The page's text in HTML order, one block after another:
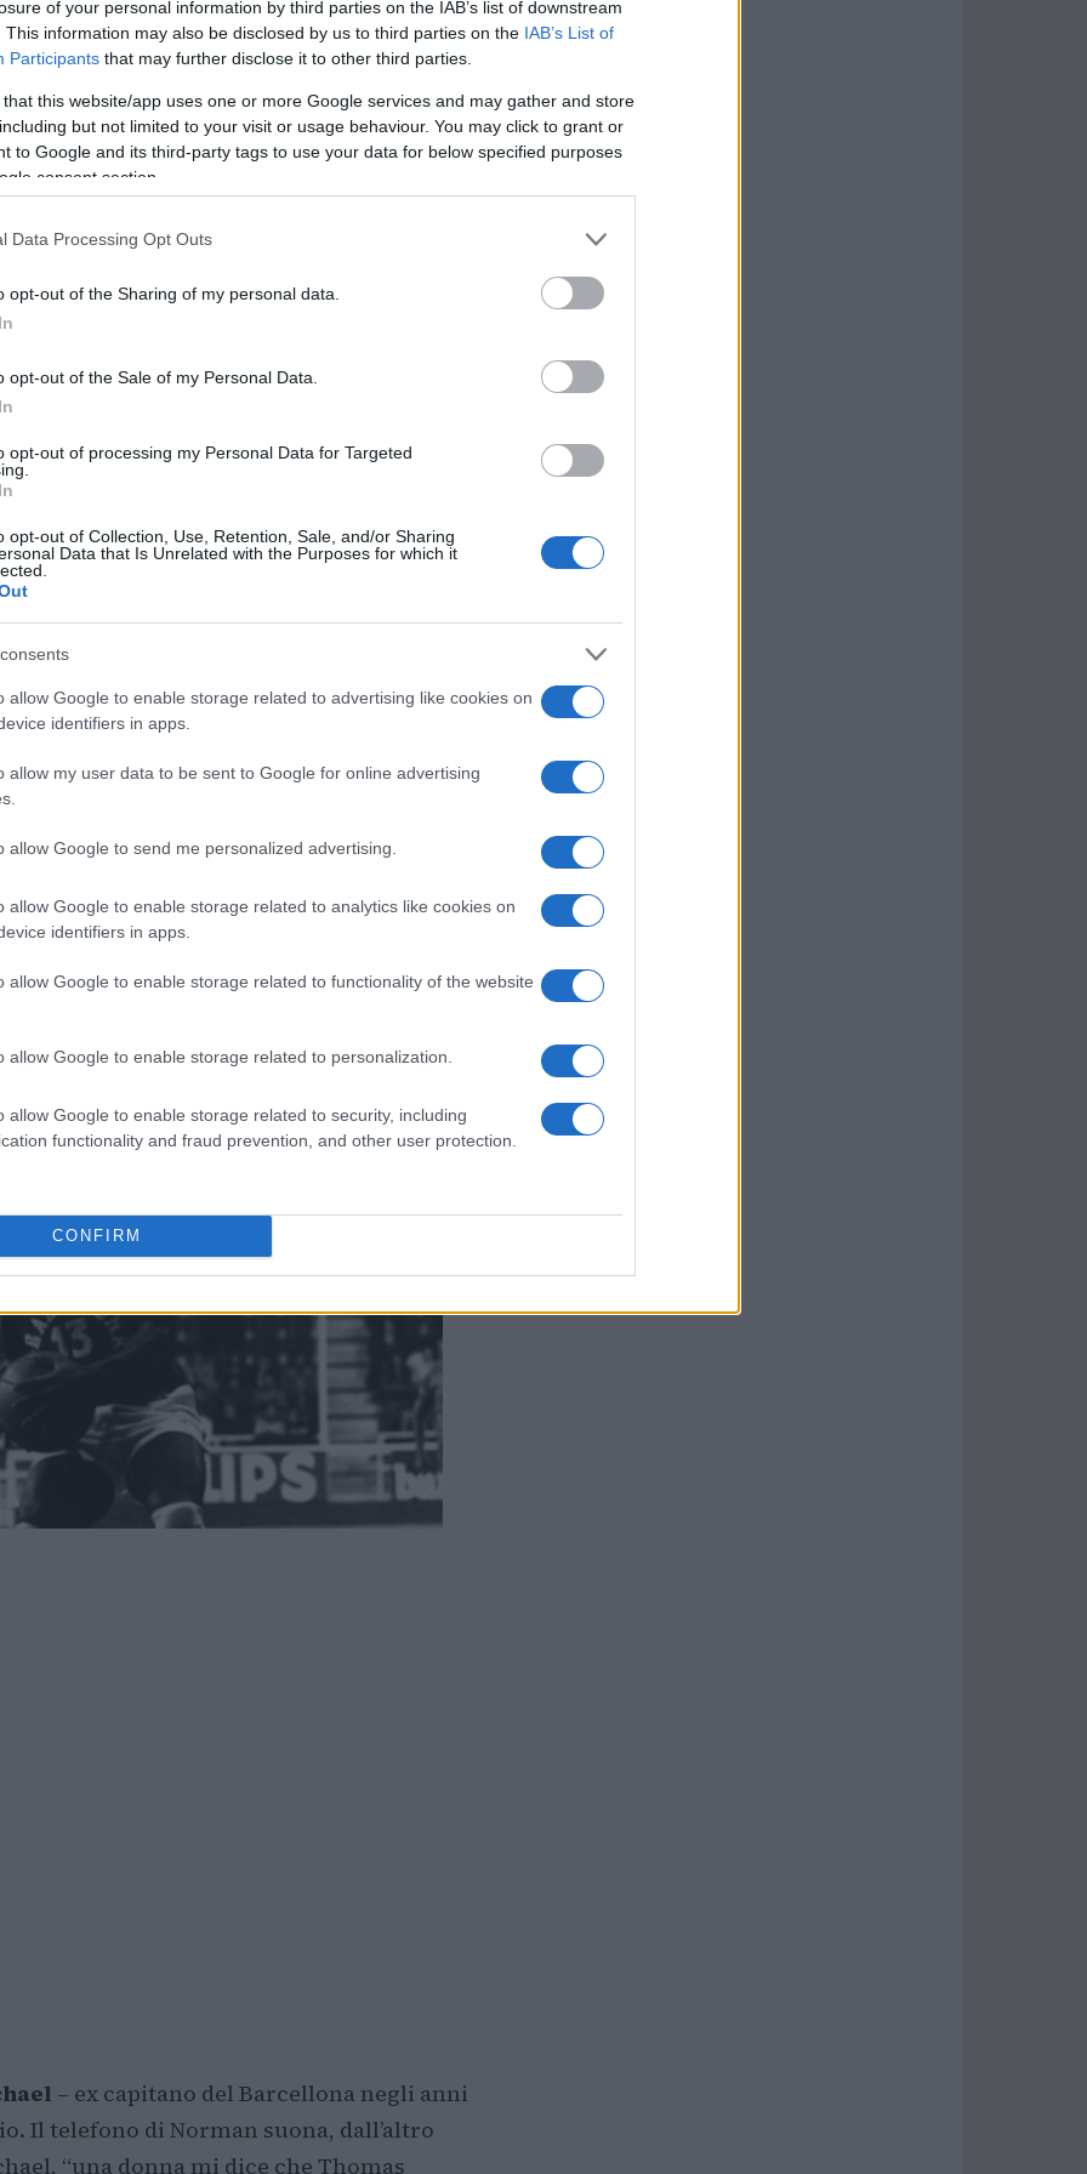
of your personal information by third parties on the IAB’s list of downstream
This information may also be disclosed by us to third parties on the IAB’s List of
Participants that may further disclose it to other third parties.
that this website/app uses one or more Google services and may gather and store
but not limited to your visit or usage behaviour. You may click to grant or
to Google and its third-party tags to use your data for below specified purposes
consent section.
Data Processing Opt Outs
opt-out of the Sharing of my personal data.
opt-out of the Sale of my Personal Data.
opt-out of processing my Personal Data for Targeted
opt-out of Collection, Use, Retention, Sale, and/or Sharing
Data that Is Unrelated with the Purposes for which it
allow Google to enable storage related to advertising like cookies on
identifiers in apps.
allow my user data to be sent to Google for online advertising
allow Google to send me personalized advertising.
allow Google to enable storage related to analytics like cookies on
identifiers in apps.
allow Google to enable storage related to functionality of the website
allow Google to enable storage related to personalization.
allow Google to enable storage related to security, including
functionality and fraud prevention, and other user protection.
CONFIRM
quattro stagioni tra le fila dei
spazio tra le fila del San Josep Irpen nel
diventa centro titolare della squadra e si
con l’inizio della burrasca.
moglie e poi i
da lasciare definitivamente la
che l’ex Barça sia mortoa causa
mondo della droga.
– ex capitano del Barcellona negli anni
Il telefono di Norman suona, dall’altro
“una donna mi dice che Thomas